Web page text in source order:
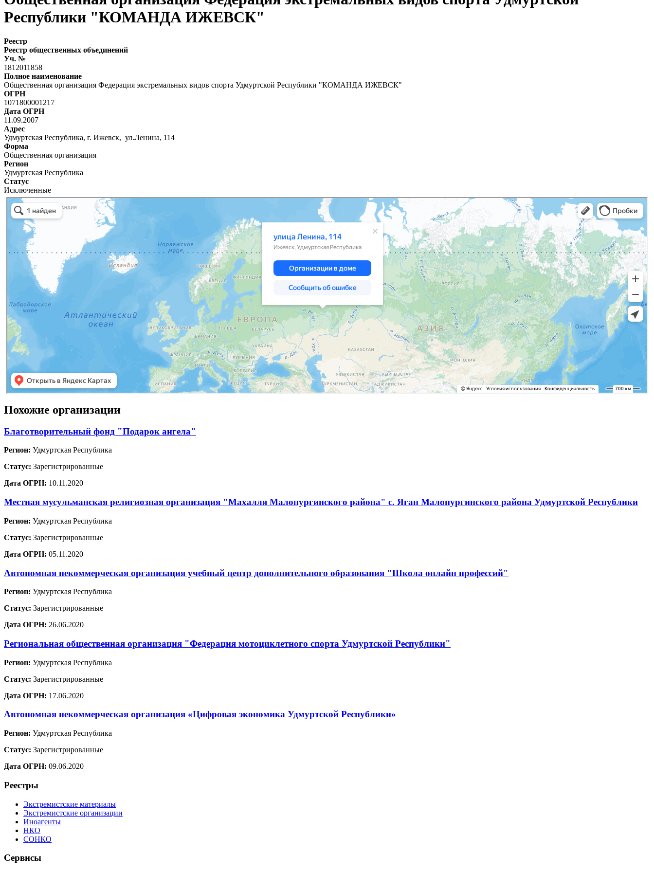
Республики "КОМАНДА ИЖЕВСК"
Реестр
Реестр общественных объединений
Уч. №
1812011858
Полное наименование
Общественная организация Федерация экстремальных видов спорта Удмуртской Республики "КОМАНДА ИЖЕВСК"
ОГРН
1071800001217
Дата ОГРН
11.09.2007
Адрес
Удмуртская Республика, г. Ижевск, ул.Ленина, 114
Форма
Общественная организация
Регион
Удмуртская Республика
Статус
Исключенные
Похожие организации
Благотворительный фонд "Подарок ангела"
Регион: Удмуртская Республика
Статус: Зарегистрированные
Дата ОГРН: 10.11.2020
Местная мусульманская религиозная организация "Махалля Малопургинского района" с. Яган Малопургинского района Удмуртской Республики
Регион: Удмуртская Республика
Статус: Зарегистрированные
Дата ОГРН: 05.11.2020
Автономная некоммерческая организация учебный центр дополнительного образования "Школа онлайн профессий"
Регион: Удмуртская Республика
Статус: Зарегистрированные
Дата ОГРН: 26.06.2020
Региональная общественная организация "Федерация мотоциклетного спорта Удмуртской Республики"
Регион: Удмуртская Республика
Статус: Зарегистрированные
Дата ОГРН: 17.06.2020
Автономная некоммерческая организация «Цифровая экономика Удмуртской Республики»
Регион: Удмуртская Республика
Статус: Зарегистрированные
Дата ОГРН: 09.06.2020
Реестры
Экстремистские материалы
Экстремистские организации
Иноагенты
НКО
СОНКО
Сервисы